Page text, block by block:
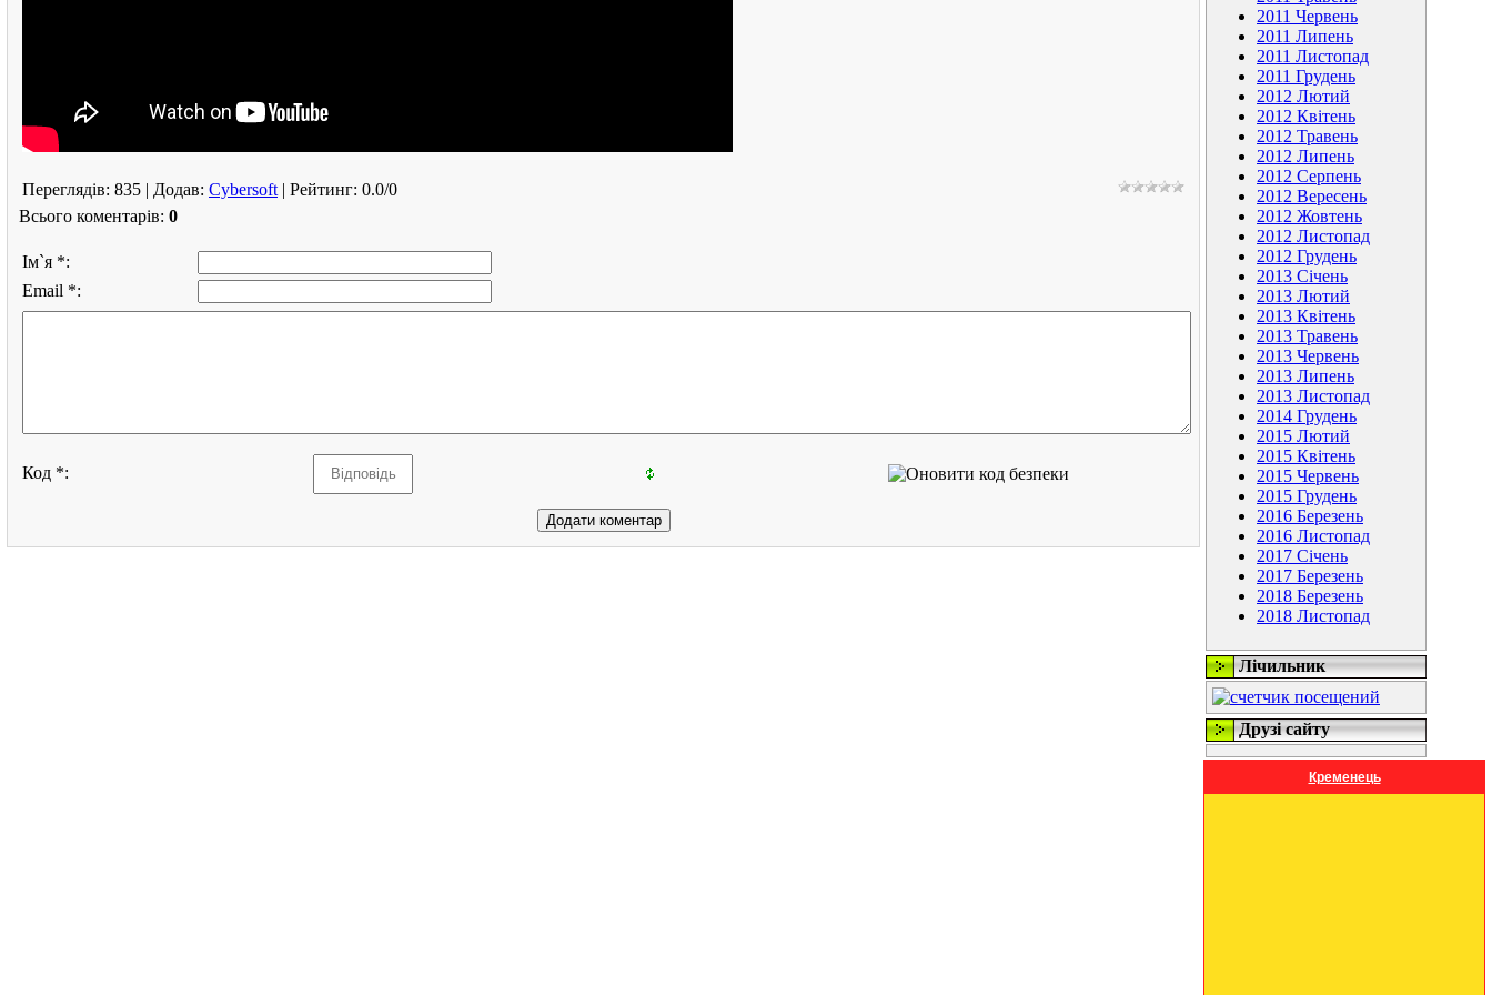
Переглядів: 835 | Додав: Cybersoft | Рейтинг: 0.0/0
Всього коментарів: 0
Ім`я *:
Email *:
Код *:
2011 Червень
2011 Липень
2011 Листопад
2011 Грудень
2012 Лютий
2012 Квітень
2012 Травень
2012 Липень
2012 Серпень
2012 Вересень
2012 Жовтень
2012 Листопад
2012 Грудень
2013 Січень
2013 Лютий
2013 Квітень
2013 Травень
2013 Червень
2013 Липень
2013 Листопад
2014 Грудень
2015 Лютий
2015 Квітень
2015 Червень
2015 Грудень
2016 Березень
2016 Листопад
2017 Січень
2017 Березень
2018 Березень
2018 Листопад
Лічильник
Друзі сайту
Кременець